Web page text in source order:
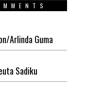
Arlinda Guma
Sadiku